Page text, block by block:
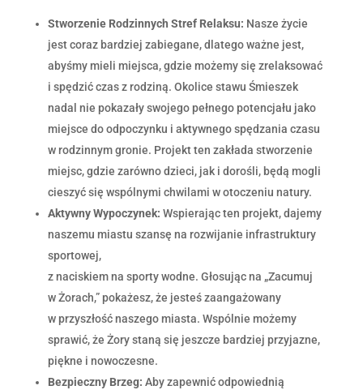
Stworzenie Rodzinnych Stref Relaksu: Nasze życie
jest coraz bardziej zabiegane, dlatego ważne jest,
abyśmy mieli miejsca, gdzie możemy się zrelaksować
i spędzić czas z rodziną. Okolice stawu Śmieszek
nadal nie pokazały swojego pełnego potencjału jako
miejsce do odpoczynku i aktywnego spędzania czasu
w rodzinnym gronie. Projekt ten zakłada stworzenie
miejsc, gdzie zarówno dzieci, jak i dorośli, będą mogli
cieszyć się wspólnymi chwilami w otoczeniu natury.
Aktywny Wypoczynek: Wspierając ten projekt, dajemy
naszemu miastu szansę na rozwijanie infrastruktury
sportowej,
z naciskiem na sporty wodne. Głosując na „Zacumuj
w Żorach,” pokażesz, że jesteś zaangażowany
w przyszłość naszego miasta. Wspólnie możemy
sprawić, że Żory staną się jeszcze bardziej przyjazne,
piękne i nowoczesne.
Bezpieczny Brzeg: Aby zapewnić odpowiednią